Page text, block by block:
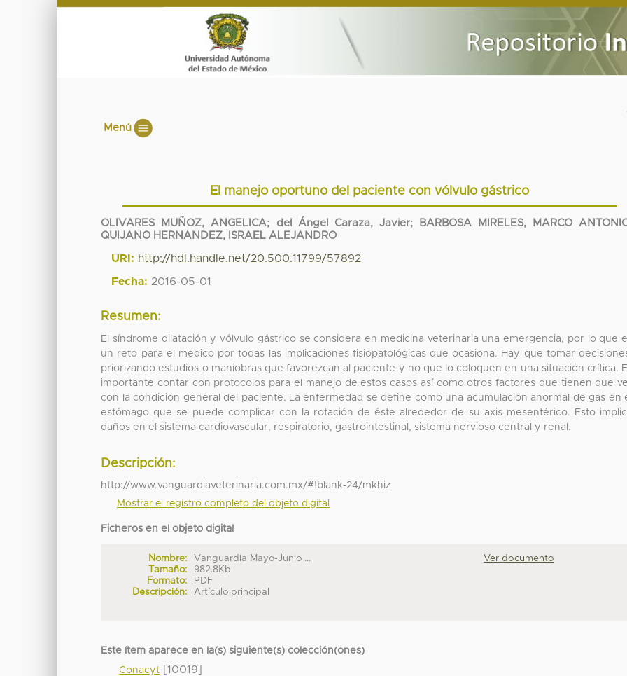
Menú
El manejo oportuno del paciente con vólvulo gástrico
OLIVARES MUÑOZ, ANGELICA; del Ángel Caraza, Javier;
BARBOSA MIRELES, MARCO
QUIJANO HERNANDEZ, ISRAEL ALEJANDRO
URI: http://hdl.handle.net/20.500.11799/57892
Fecha: 2016-05-01
Resumen:
El síndrome dilatación y vólvulo gástrico se considera en medicina veterinaria una emergencia, por lo que
un reto para el medico por todas las implicaciones fisiopatológicas que ocasiona. Hay que tomar
priorizando estudios o maniobras que favorezcan al paciente y no que lo coloquen en una situación crítica.
importante contar con protocolos para el manejo de estos casos así como otros factores que tienen que
con la condición general del paciente. La enfermedad se define como una acumulación anormal de gas en
estómago que se puede complicar con la rotación de éste alrededor de su axis mesentérico. Esto
daños en el sistema cardiovascular, respiratorio, gastrointestinal, sistema nervioso central y renal.
Descripción:
http://www.vanguardiaveterinaria.com.mx/#!blank-24/mkhiz
Mostrar el registro completo del objeto digital
Ficheros en el objeto digital
Nombre:
Vanguardia Mayo-Junio ...
Tamaño:
982.8Kb
Formato:
PDF
Descripción:
Artículo principal
Ver documento
Este ítem aparece en la(s) siguiente(s) colección(ones)
Conacyt [10019]